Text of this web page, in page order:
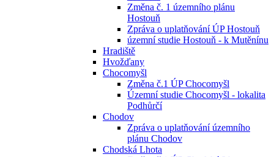
Změna č. 1 územního plánu
Hostouň
Zpráva o uplatňování ÚP Hostouň
územní studie Hostouň - k Mutěnínu
Hradiště
Hvožďany
Chocomyšl
Změna č.1 ÚP Chocomyšl
Územní studie Chocomyšl - lokalita
Podhůrčí
Chodov
Zpráva o uplatňování územního
plánu Chodov
Chodská Lhota